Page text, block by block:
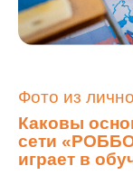
Фото из
Каковы
сети
играет в